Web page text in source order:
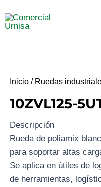
al
Inicio / Ruedas
10ZVL125-
Descripción
Rueda de poliamix
para soportar altas
Se aplica en útiles de
de herramientas,